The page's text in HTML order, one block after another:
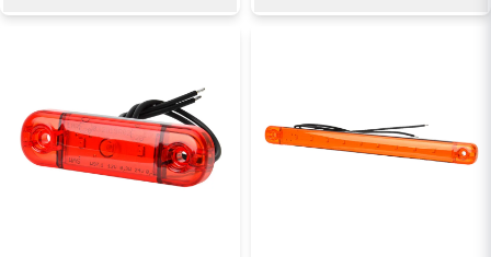
Skicka fråga